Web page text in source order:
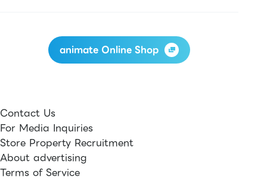
animate Online Shop
Contact Us
For Media Inquiries
Store Property Recruitment
About advertising
Terms of Service